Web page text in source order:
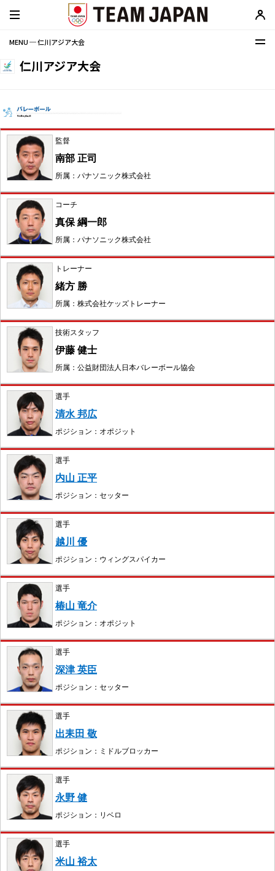
MENU ─ 仁川アジア大会
仁川アジア大会
監督
南部 正司
所属：パナソニック株式会社
コーチ
真保 綱一郎
所属：パナソニック株式会社
トレーナー
緒方 勝
所属：株式会社ケッズトレーナー
技術スタッフ
伊藤 健士
所属：公益財団法人日本バレーボール協会
選手
清水 邦広
ポジション：オポジット
選手
内山 正平
ポジション：セッター
選手
越川 優
ポジション：ウィングスパイカー
選手
椿山 竜介
ポジション：オポジット
選手
深津 英臣
ポジション：セッター
選手
出耒田 敬
ポジション：ミドルブロッカー
選手
永野 健
ポジション：リベロ
選手
米山 裕太